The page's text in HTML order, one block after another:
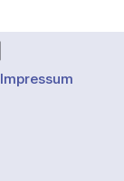
Impressum